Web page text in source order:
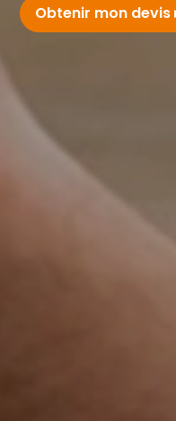
Obtenir mon devis